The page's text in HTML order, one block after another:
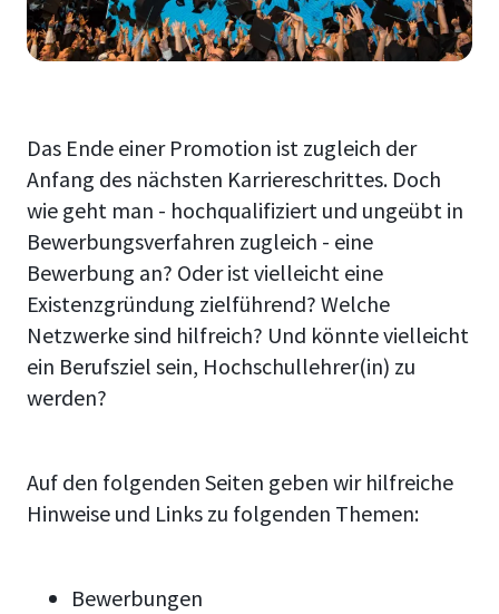
Das Ende einer Promotion ist zugleich der
Anfang des nächsten Karriereschrittes. Doch
wie geht man - hochqualifiziert und ungeübt in
Bewerbungsverfahren zugleich - eine
Bewerbung an? Oder ist vielleicht eine
Existenzgründung zielführend? Welche
Netzwerke sind hilfreich? Und könnte vielleicht
ein Berufsziel sein, Hochschullehrer(in) zu
werden?
Auf den folgenden Seiten geben wir hilfreiche
Hinweise und Links zu folgenden Themen:
Bewerbungen